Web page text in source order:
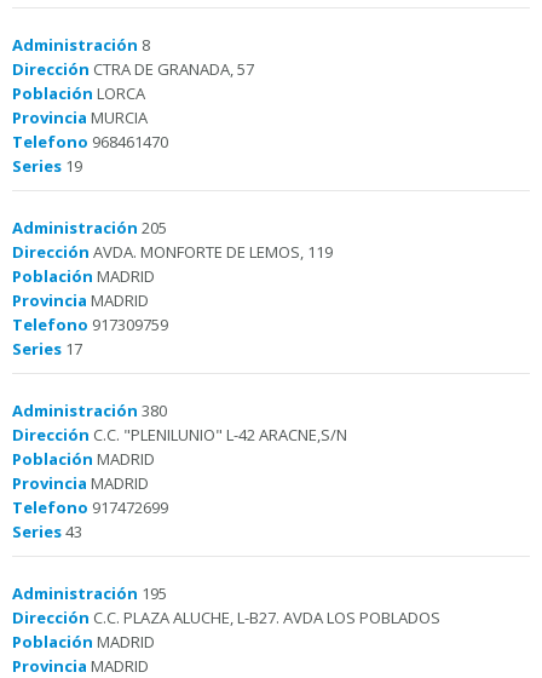
Administración 8
Dirección CTRA DE GRANADA, 57
Población LORCA
Provincia MURCIA
Telefono 968461470
Series 19
Administración 205
Dirección AVDA. MONFORTE DE LEMOS, 119
Población MADRID
Provincia MADRID
Telefono 917309759
Series 17
Administración 380
Dirección C.C. "PLENILUNIO" L-42 ARACNE,S/N
Población MADRID
Provincia MADRID
Telefono 917472699
Series43
Administración 195
Dirección C.C. PLAZA ALUCHE, L-B27. AVDA LOS POBLADOS
Población MADRID
Provincia MADRID